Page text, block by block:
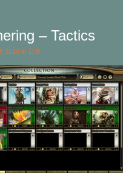
– Tactics
2010 in 日常